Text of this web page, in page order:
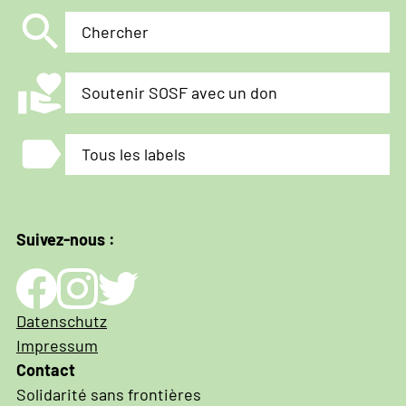
search Chercher
volunteer_activism Soutenir SOSF avec un don
label Tous les labels
Suivez-nous :
Impressum
und
Datenschutz
Datenschutz
Impressum
Contact
Solidarité sans frontières